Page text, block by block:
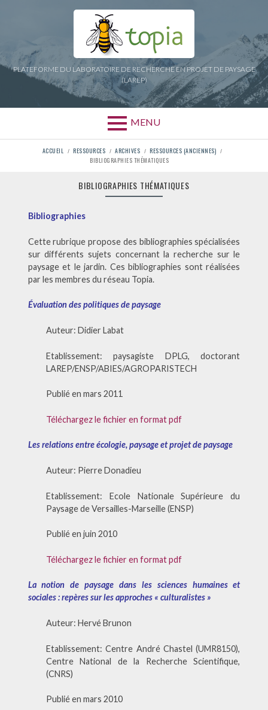
PLATEFORME DU LABORATOIRE DE RECHERCHE EN PROJET DE PAYSAGE
(LAREP)
MENU
D'ARIANE
ACCUEIL RESSOURCES ARCHIVES
RESSOURCES (ANCIENNES)
BIBLIOGRAPHIES THÉMATIQUES
BIBLIOGRAPHIES THÉMATIQUES
Bibliographies
Cette rubrique propose des bibliographies spécialisées
sur différents sujets concernant la recherche sur le
paysage et le jardin. Ces bibliographies sont réalisées
par les membres du réseau Topia.
Évaluation des politiques de paysage
Auteur: Didier Labat
Etablissement: paysagiste DPLG, doctorant
LAREP/ENSP/ABIES/AGROPARISTECH
Publié en mars 2011
Téléchargez le fichier en format pdf
Les relations entre écologie, paysage et projet de paysage
Auteur: Pierre Donadieu
Etablissement: Ecole Nationale Supérieure du
Paysage de Versailles-Marseille (ENSP)
Publié en juin 2010
Téléchargez le fichier en format pdf
La notion de paysage dans les sciences humaines et
sociales : repères sur les approches « culturalistes »
Auteur: Hervé Brunon
Etablissement: Centre André Chastel (UMR8150),
Centre National de la Recherche Scientifique,
(CNRS)
Publié en mars 2010